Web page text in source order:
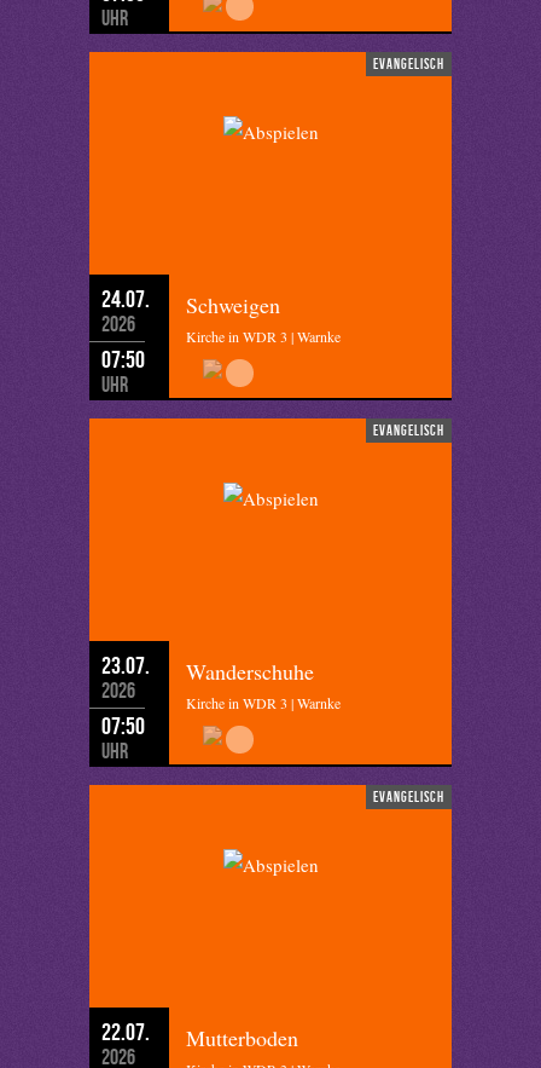
Uhr
evangelisch
24.07.
2026
07:50
Uhr
Schweigen
Kirche in WDR 3 | Warnke
evangelisch
23.07.
2026
07:50
Uhr
Wanderschuhe
Kirche in WDR 3 | Warnke
evangelisch
22.07.
2026
Mutterboden